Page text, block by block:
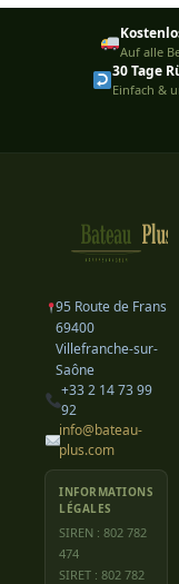
Auf alle
30 Tage
Einfach &
95 Route de Frans
69400
Villefranche-sur-
Saône
+33 2 14 73 99
92
info@bateau-
plus.com
INFORMATIONS
LÉGALES
SIREN : 802 782
474
SIRET : 802 782